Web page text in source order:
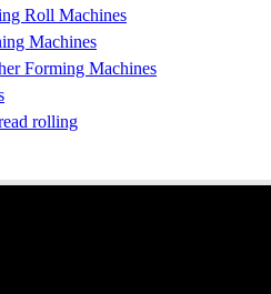
Roll Machines
Machines
Forming Machines
rolling